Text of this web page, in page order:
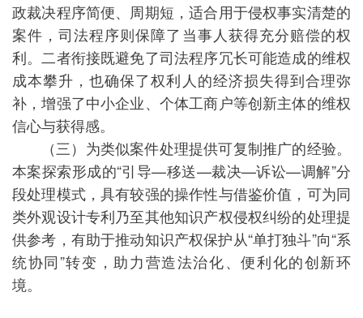
政裁决程序简便、周期短，适合用于侵权事实清楚的
案件，司法程序则保障了当事人获得充分赔偿的权
利。二者衔接既避免了司法程序冗长可能造成的维权
成本攀升，也确保了权利人的经济损失得到合理弥
补，增强了中小企业、个体工商户等创新主体的维权
信心与获得感。
（三）为类似案件处理提供可复制推广的经验。
本案探索形成的“引导—移送—裁决—诉讼—调解”分
段处理模式，具有较强的操作性与借鉴价值，可为同
类外观设计专利乃至其他知识产权侵权纠纷的处理提
供参考，有助于推动知识产权保护从“单打独斗”向“系
统协同”转变，助力营造法治化、便利化的创新环
境。